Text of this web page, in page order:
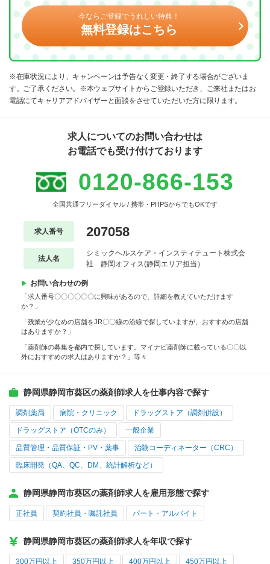
今ならご登録でうれしい特典！
無料登録はこちら
※在庫状況により、キャンペーンは予告なく変更・終了する場合がございま
す。ご了承ください。※本ウェブサイトからご登録いただき、ご来社またはお
電話にてキャリアアドバイザーと面談をさせていただいた方に限ります。
求人についてのお問い合わせは
お電話でも受け付けております
0120-866-153
全国共通フリーダイヤル / 携帯・PHPSからでもOKです
求人番号 207058
法人名
シミックヘルスケア・インスティテュート株式会
社 静岡オフィス(静岡エリア担当）
お問い合わせの例
「求人番号〇〇〇〇〇〇に興味があるので、詳細を教えていただけます
か？」
「残業が少なめの店舗をJR〇〇線の沿線で探していますが、おすすめの店舗
はありますか？」
「薬剤師の募集を都内で探しています。マイナビ薬剤師に載っている〇〇以
外におすすめの求人はありますか？」等々
静岡県静岡市葵区の薬剤師求人を仕事内容で探す
調剤薬局 病院・クリニック ドラッグストア（調剤併設）
ドラッグストア（OTCのみ） 一般企業
品質管理・品質保証・PV・薬事 治験コーディネーター（CRC）
臨床開発（QA、QC、DM、統計解析など）
静岡県静岡市葵区の薬剤師求人を雇用形態で探す
正社員 契約社員・嘱託社員 パート・アルバイト
静岡県静岡市葵区の薬剤師求人を年収で探す
300万円以上 350万円以上 400万円以上 450万円以上